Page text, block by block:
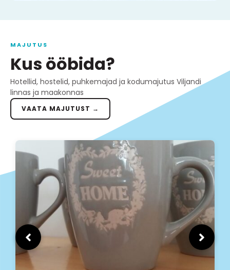
MAJUTUS
Kus ööbida?
Hotellid, hostelid, puhkemajad ja kodumajutus Viljandi
linnas ja maakonnas
VAATA MAJUTUST →